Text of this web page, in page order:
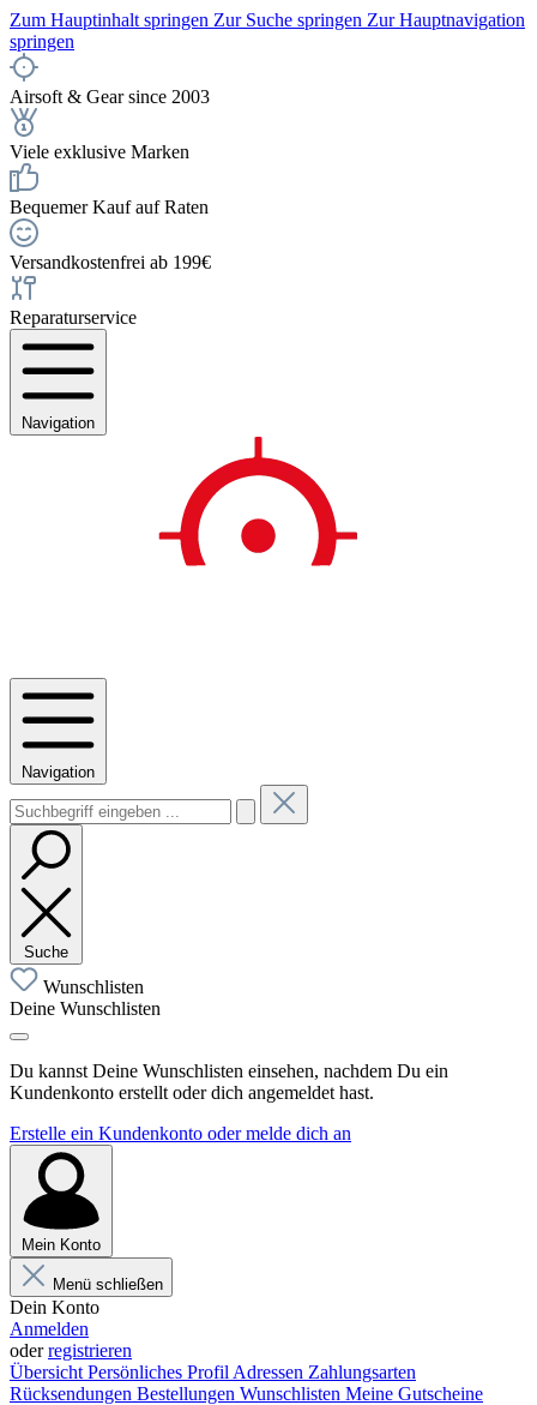
Zum Hauptinhalt springen Zur Suche springen Zur Hauptnavigation
springen
Airsoft & Gear since 2003
Viele exklusive Marken
Bequemer Kauf auf Raten
Versandkostenfrei ab 199€
Reparaturservice
Navigation
Navigation
Suche
Wunschlisten
Deine Wunschlisten
Du kannst Deine Wunschlisten einsehen, nachdem Du ein
Kundenkonto erstellt oder dich angemeldet hast.
Erstelle ein Kundenkonto oder melde dich an
Mein Konto
Menü schließen
Dein Konto
Anmelden
oderregistrieren
Übersicht Persönliches Profil Adressen Zahlungsarten
Rücksendungen Bestellungen Wunschlisten Meine Gutscheine